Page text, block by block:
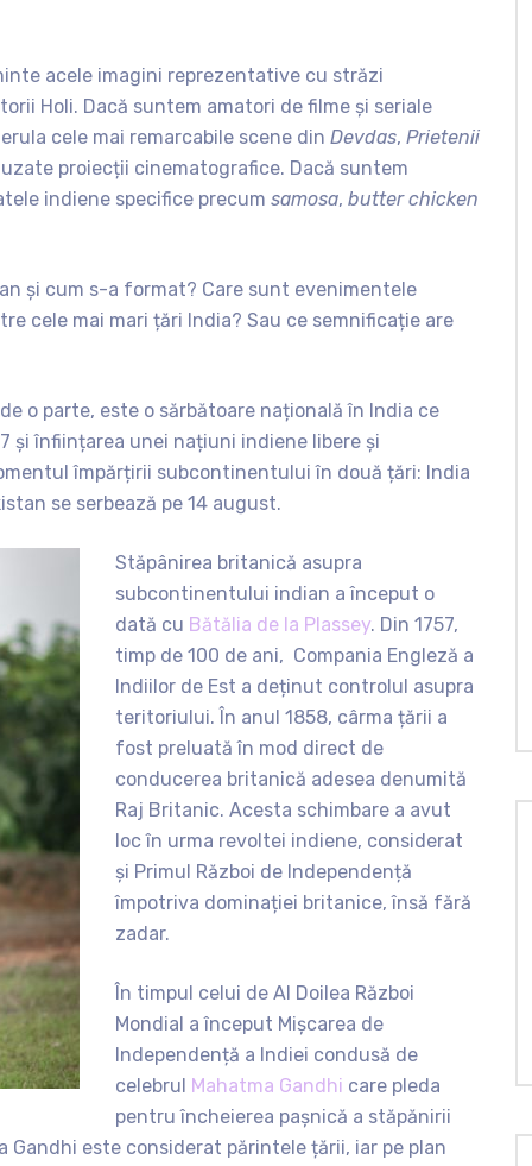
acele imagini reprezentative cu străzi
Holi. Dacă suntem amatori de filme și seriale
cele mai remarcabile scene din Devdas, Prietenii
proiecții cinematografice. Dacă suntem
indiene specifice precum samosa, butter chicken
și cum s-a format? Care sunt evenimentele
cele mai mari țări India? Sau ce semnificație are
o parte, este o sărbătoare națională în India ce
și înființarea unei națiuni indiene libere și
împărțirii subcontinentului în două țări: India
se serbează pe 14 august.
Stăpânirea britanică asupra
subcontinentului indian a început o
dată cu Bătălia de la Plassey. Din 1757,
timp de 100 de ani, Compania Engleză a
Indiilor de Est a deținut controlul asupra
teritoriului. În anul 1858, cârma țării a
fost preluată în mod direct de
conducerea britanică adesea denumită
Raj Britanic. Acesta schimbare a avut
loc în urma revoltei indiene, considerat
și Primul Război de Independență
împotriva dominației britanice, însă fără
zadar.
În timpul celui de Al Doilea Război
Mondial a început Mișcarea de
Independență a Indiei condusă de
celebrul Mahatma Gandhi care pleda
pentru încheierea pașnică a stăpănirii
Gandhi este considerat părintele țării, iar pe plan